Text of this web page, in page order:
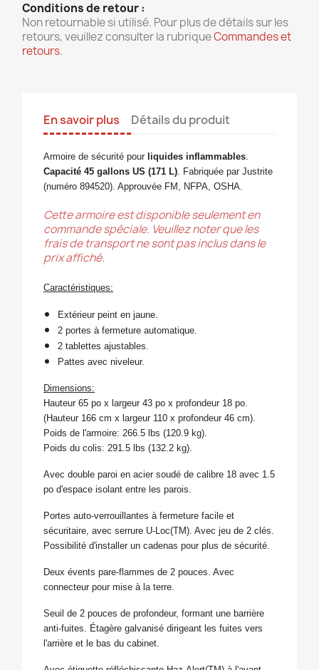
Conditions de retour :
Non retournable si utilisé. Pour plus de détails sur les
retours, veuillez consulter la rubriqueCommandes et
retours.
En savoir plus Détails du produit
Armoire de sécurité pour liquides inflammables.
Capacité 45 gallons US (171 L). Fabriquée par Justrite
(numéro 894520). Approuvée FM, NFPA, OSHA.
Cette armoire est disponible seulement en
commande spéciale. Veuillez noter que les
frais de transport ne sont pas inclus dans le
prix affiché.
Caractéristiques:
Extérieur peint en jaune.
2 portes à fermeture automatique.
2 tablettes ajustables.
Pattes avec niveleur.
Dimensions:
Hauteur 65 po x largeur 43 po x profondeur 18 po.
(Hauteur 166 cm x largeur 110 x profondeur 46 cm).
Poids de l'armoire: 266.5 lbs (120.9 kg).
Poids du colis: 291.5 lbs (132.2 kg).
Avec double paroi en acier soudé de calibre 18 avec 1.5
po d'espace isolant entre les parois.
Portes auto-verrouillantes à fermeture facile et
sécuritaire, avec serrure U-Loc(TM). Avec jeu de 2 clés.
Possibilité d'installer un cadenas pour plus de sécurité.
Deux évents pare-flammes de 2 pouces. Avec
connecteur pour mise à la terre.
Seuil de 2 pouces de profondeur, formant une barrière
anti-fuites. Étagère galvanisé dirigeant les fuites vers
l'arrière et le bas du cabinet.